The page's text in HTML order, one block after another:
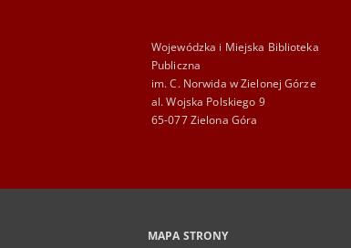
Wojewódzka i Miejska Biblioteka
Publiczna
im. C. Norwida w Zielonej Górze
al. Wojska Polskiego 9
65-077 Zielona Góra
MAPA STRONY